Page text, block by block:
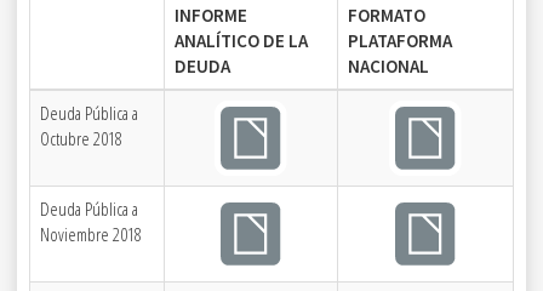
INFORME
ANALÍTICO DE LA
DEUDA
FORMATO
PLATAFORMA
NACIONAL
Deuda Pública a
Octubre 2018
Deuda Pública a
Noviembre 2018